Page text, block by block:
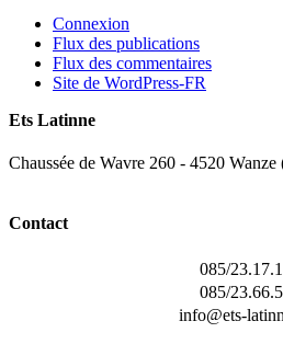
Connexion
Flux des publications
Flux des commentaires
Site de WordPress-FR
Ets Latinne
Chaussée de Wavre 260 - 4520
Contact
085/
085/
info@ets-